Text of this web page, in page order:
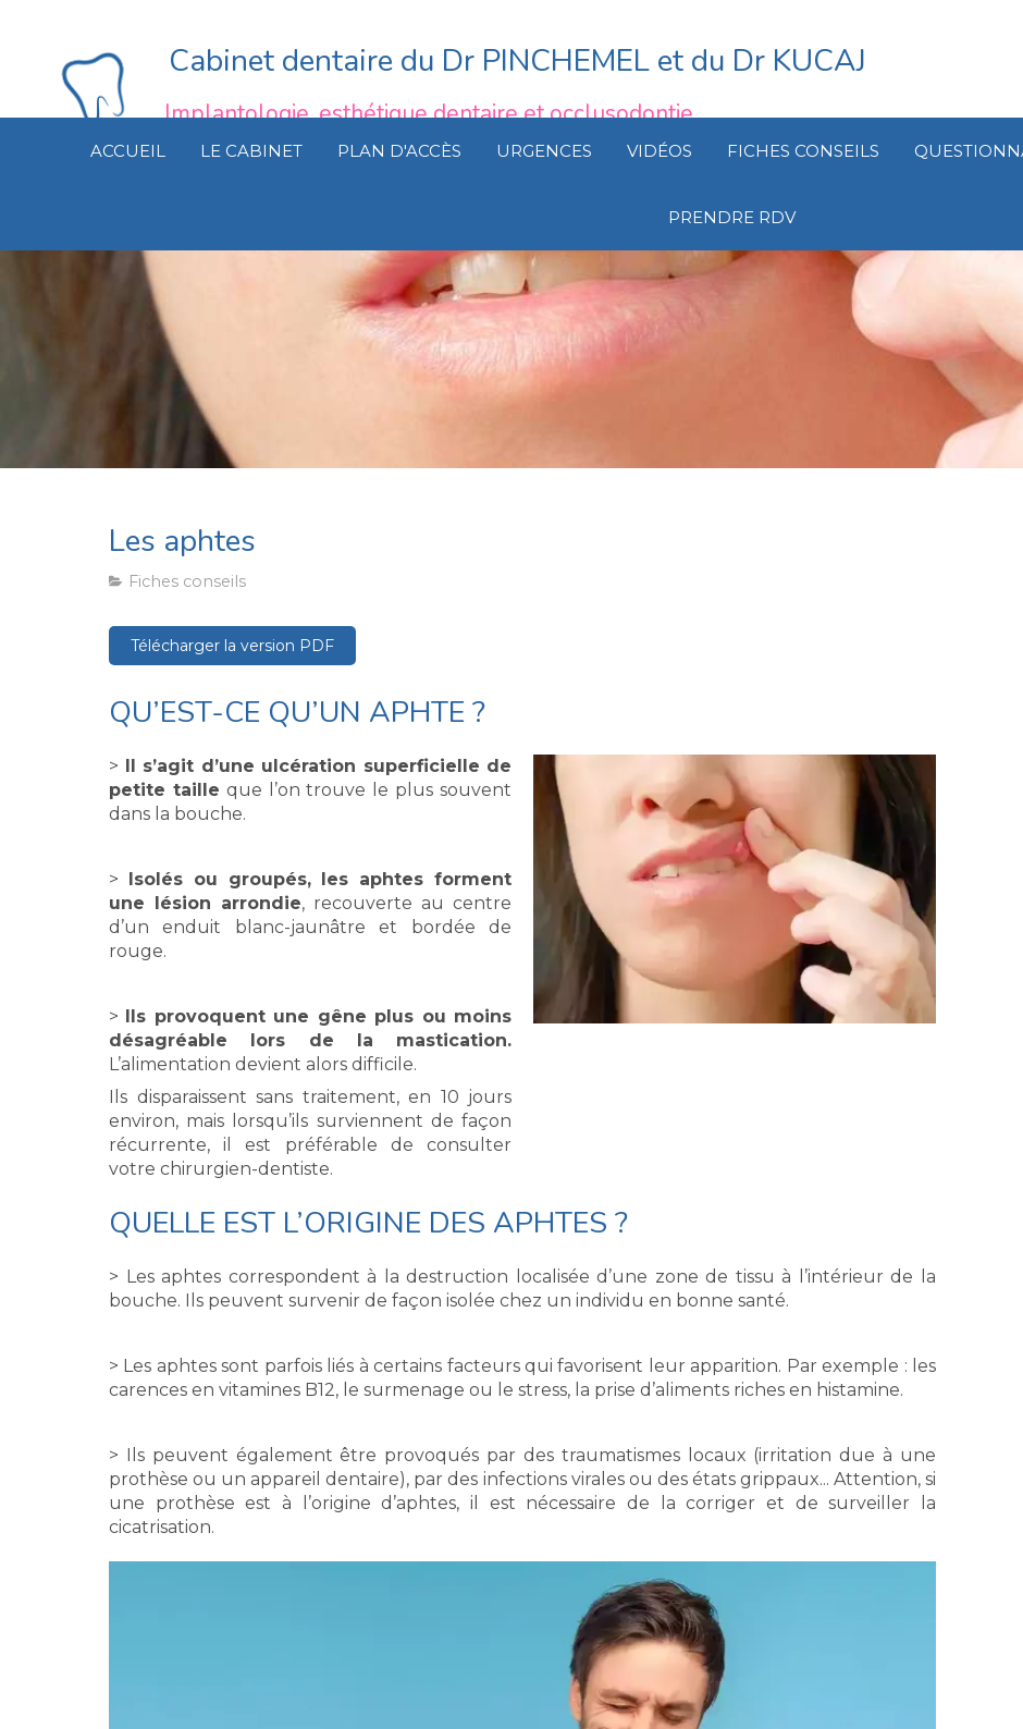
ACCUEIL LE CABINET PLAN D'ACCÈS URGENCES VIDÉOS FICHES CONSEILS
PRENDRE RDV
Cabinet dentaire du Dr PINCHEMEL et du Dr KUCAJ
Implantologie, esthétique dentaire et occlusodontie
Les aphtes
Fiches conseils
Télécharger la version PDF
QU’EST-CE QU’UN APHTE ?
> Il s’agit d’une ulcération superficielle de
petite taille que l’on trouve le plus souvent
dans la bouche.
> Isolés ou groupés, les aphtes forment
une lésion arrondie, recouverte au centre
d’un enduit blanc-jaunâtre et bordée de
rouge.
> Ils provoquent une gêne plus ou moins
désagréable lors de la mastication.
L’alimentation devient alors difficile.
Ils disparaissent sans traitement, en 10 jours
environ, mais lorsqu’ils surviennent de façon
récurrente, il est préférable de consulter
votre chirurgien-dentiste.
QUELLE EST L’ORIGINE DES APHTES ?
> Les aphtes correspondent à la destruction localisée d’une zone de tissu à l’intérieur de la
bouche. Ils peuvent survenir de façon isolée chez un individu en bonne santé.
> Les aphtes sont parfois liés à certains facteurs qui favorisent leur apparition. Par exemple : les
carences en vitamines B12, le surmenage ou le stress, la prise d’aliments riches en histamine.
> Ils peuvent également être provoqués par des traumatismes locaux (irritation due à une
prothèse ou un appareil dentaire), par des infections virales ou des états grippaux... Attention, si
une prothèse est à l’origine d’aphtes, il est nécessaire de la corriger et de surveiller la
cicatrisation.